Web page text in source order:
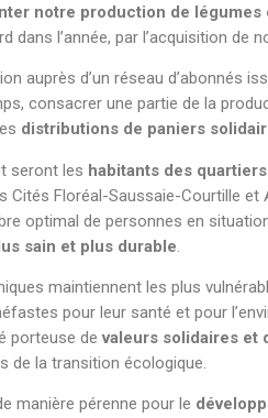
notre production de légumes
dans l’année, par l’acquisition de
auprès d’un réseau d’abonnés
consacrer une partie de la
distributions de paniers
seront les habitants des
Cités Floréal-Saussaie-Courtille et
optimal de personnes en
sain et plus durable
maintiennent les plus
pour leur santé et pour
porteuse devaleurs solidaires et
de la transition écologique.
manière pérenne pour le